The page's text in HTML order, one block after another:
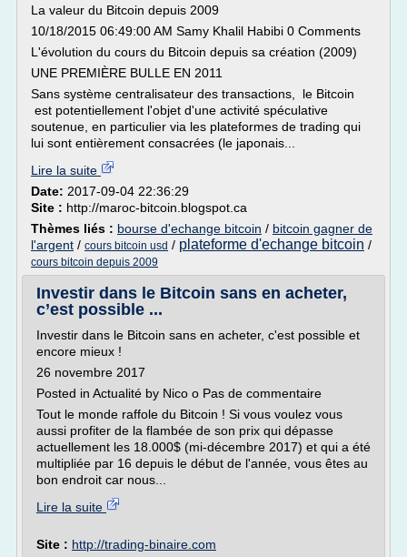
La valeur du Bitcoin depuis 2009
10/18/2015 06:49:00 AM Samy Khalil Habibi 0 Comments
L'évolution du cours du Bitcoin depuis sa création (2009)
UNE PREMIÈRE BULLE EN 2011
Sans système centralisateur des transactions, le Bitcoin
est potentiellement l'objet d'une activité spéculative
soutenue, en particulier via les plateformes de trading qui
lui sont entièrement consacrées (le japonais...
Lire la suite
Date: 2017-09-04 22:36:29
Site : http://maroc-bitcoin.blogspot.ca
Thèmes liés : bourse d'echange bitcoin / bitcoin gagner de
l'argent / cours bitcoin usd / plateforme d'echange bitcoin /
cours bitcoin depuis 2009
Investir dans le Bitcoin sans en acheter,
c’est possible ...
Investir dans le Bitcoin sans en acheter, c'est possible et
encore mieux !
26 novembre 2017
Posted in Actualité by Nico o Pas de commentaire
Tout le monde raffole du Bitcoin ! Si vous voulez vous
aussi profiter de la flambée de son prix qui dépasse
actuellement les 18.000$ (mi-décembre 2017) et qui a été
multipliée par 16 depuis le début de l'année, vous êtes au
bon endroit car nous...
Lire la suite
Site : http://trading-binaire.com